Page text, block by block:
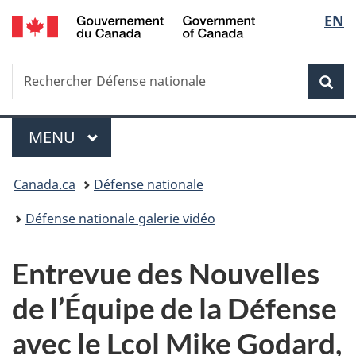
Passer
au
principal
Passer
à
Au
du
Passer
à
version
simplifiée
de
la
EN
Recherche
Rechercher
Défense
Menu
MENU PRINCIPAL
Vous
êtes
Canada.ca
Défense nationale
Défense nationale galerie vidéo
Entrevue des Nouvelles
de l’Équipe de la Défense
avec le Lcol Mike Godard,